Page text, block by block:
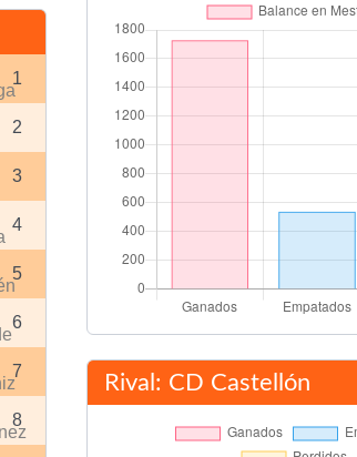
1
2
3
4
5
6
7
8
Rival: CD Castellón